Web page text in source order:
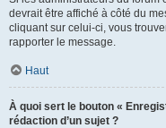
devrait être affiché à côté du
cliquant sur celui-ci, vous
rapporter le message.
Haut
À quoi sert le bouton «
rédaction d’un sujet ?